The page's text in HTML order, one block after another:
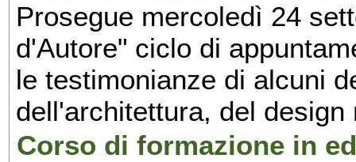
Prosegue mercoledì 24
d'Autore" ciclo di
le testimonianze di alcuni
dell'architettura, del
Corso di formazione in